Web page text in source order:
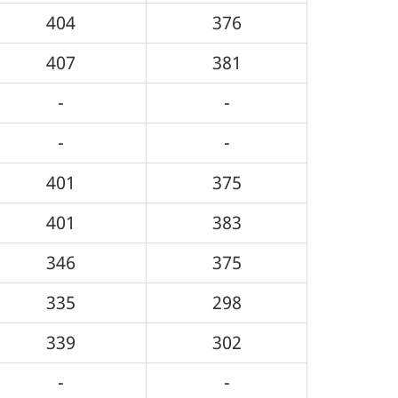
404
376
407
381
-
-
-
-
401
375
401
383
346
375
335
298
339
302
-
-